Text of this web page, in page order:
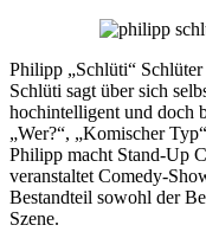
Philipp „Schlüti“
Schlüti sagt über sich
hochintelligent und doch
„Wer?“, „Komischer
Philipp macht Stand-Up
veranstaltet Comedy-
Bestandteil sowohl der
Szene.